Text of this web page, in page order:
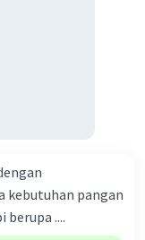
kebutuhan pangan
....